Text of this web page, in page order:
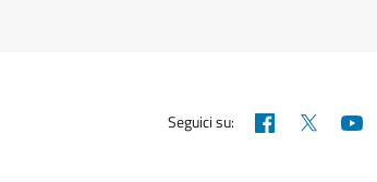
Seguici su: Facebook